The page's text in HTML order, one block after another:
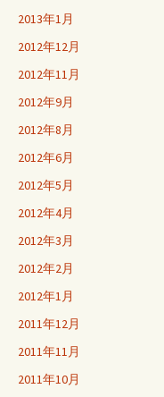
2013年1月
2012年12月
2012年11月
2012年9月
2012年8月
2012年6月
2012年5月
2012年4月
2012年3月
2012年2月
2012年1月
2011年12月
2011年11月
2011年10月